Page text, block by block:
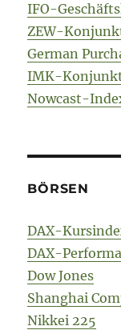
IFO-
ZEW-
German
IMK-
Nowcast-
BÖRSEN
DAX-
DAX-
Dow Jones
Shanghai
Nikkei 225